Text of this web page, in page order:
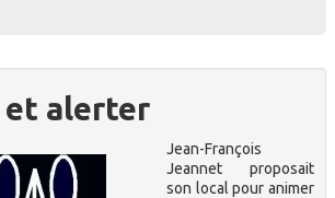
et alerter
Jean-François
Jeannet proposait
son local pour animer